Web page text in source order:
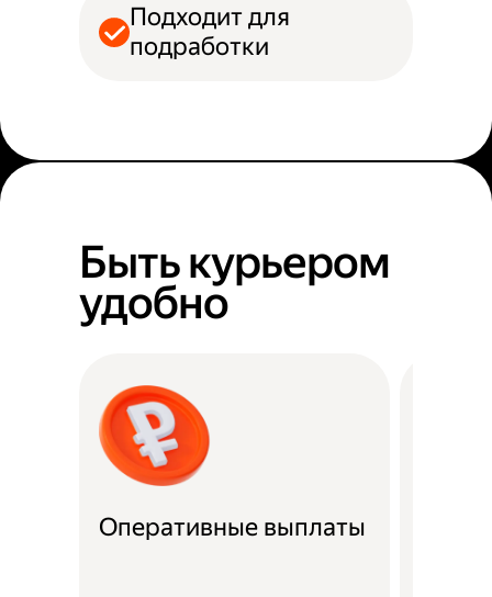
Подходит для
подработки
Быть курьером
удобно
Оперативные выплаты